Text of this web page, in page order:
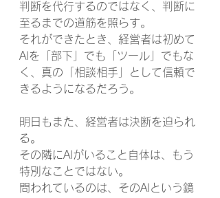
判断を代行するのではなく、判断に
至るまでの道筋を照らす。
それができたとき、経営者は初めて
AIを「部下」でも「ツール」でもな
く、真の「相談相手」として信頼で
きるようになるだろう。
明日もまた、経営者は決断を迫られ
る。
その隣にAIがいること自体は、もう
特別なことではない。
問われているのは、そのAIという鏡